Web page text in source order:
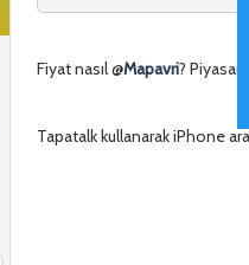
Fiyat nasıl @Mapavri?
Tapatalk kullanarak iPhone